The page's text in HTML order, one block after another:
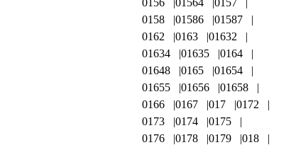
0156
01564
0157
0158
01586
01587
0162
0163
01632
01634
01635
0164
01648
0165
01654
01655
01656
01658
0166
0167 017
0172
0173
0174
0175
0176
0178 0179
018